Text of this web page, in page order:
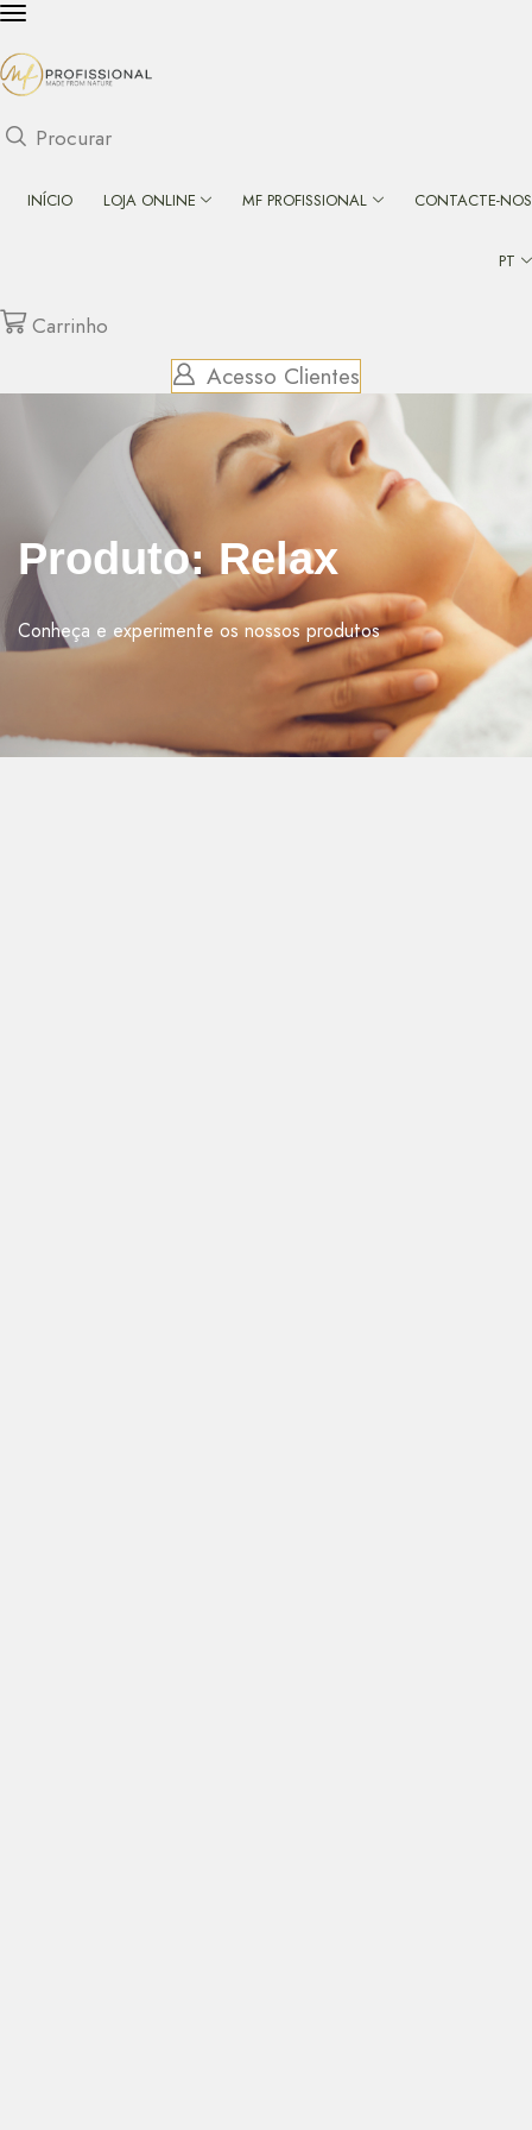
Procurar
INÍCIO LOJA ONLINE MF PROFISSIONAL CONTACTE-NOS
PT
Carrinho
Acesso Clientes
Produto: Relax
Conheça e experimente os nossos produtos